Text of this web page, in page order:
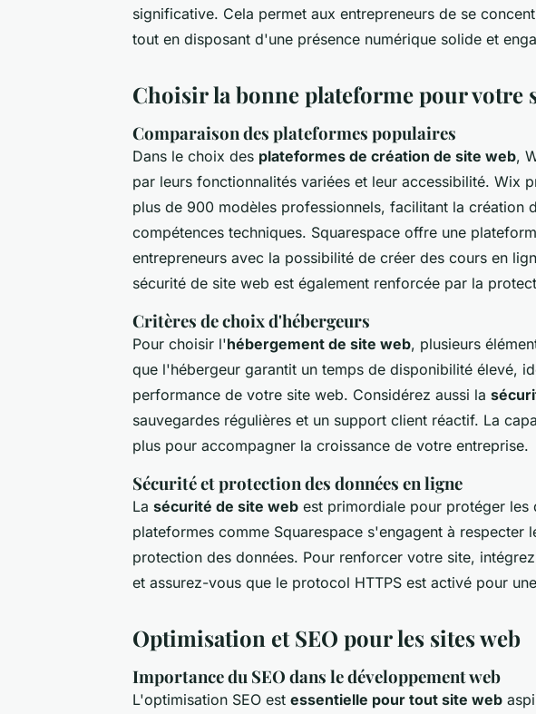
significative. Cela permet aux entrepreneurs de se
tout en disposant d'une présence numérique solide et
Choisir la bonne plateforme pour votre
Comparaison des plateformes populaires
Dans le choix des plateformes de création de site web,
par leurs fonctionnalités variées et leur accessibilité. Wix
plus de 900 modèles professionnels, facilitant la création
compétences techniques. Squarespace offre une
entrepreneurs avec la possibilité de créer des cours en
sécurité de site web est également renforcée par la
Critères de choix d'hébergeurs
Pour choisir l'hébergement de site web, plusieurs
que l'hébergeur garantit un temps de disponibilité élevé,
performance de votre site web. Considérez aussi la
sauvegardes régulières et un support client réactif. La
plus pour accompagner la croissance de votre entreprise.
Sécurité et protection des données en ligne
La sécurité de site web est primordiale pour protéger les
plateformes comme Squarespace s'engagent à respecter
protection des données. Pour renforcer votre site,
et assurez-vous que le protocol HTTPS est activé pour
Optimisation et SEO pour les sites web
Importance du SEO dans le développement web
L'optimisation SEO est essentielle pour tout site web